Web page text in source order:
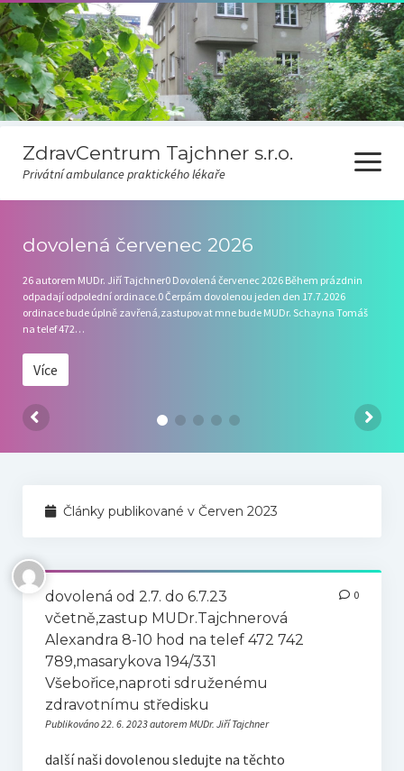
ZdravCentrum Tajchner s.r.o.
Privátní ambulance praktického lékaře
otevřít
menu
Odběr novinek
Ordinační hodiny
Náš tým
Odkazy
dovolená červenec 2026
26 autorem MUDr. Jiří Tajchner0 Dovolená červenec 2026 Během prázdnin
odpadají odpolední ordinace.0 Čerpám dovolenou jeden den 17.7.2026
ordinace bude úplně zavřená,zastupovat mne bude MUDr. Schayna Tomáš
na telef 472…
Více
Články publikované v Červen 2023
dovolená od 2.7. do 6.7.23
včetně,zastup MUDr.Tajchnerová
Alexandra 8-10 hod na telef 472 742
789,masarykova 194/331
Všebořice,naproti sdruženému
zdravotnímu středisku
Publikováno 22. 6. 2023 autorem MUDr. Jiří Tajchner
0
další naši dovolenou sledujte na těchto